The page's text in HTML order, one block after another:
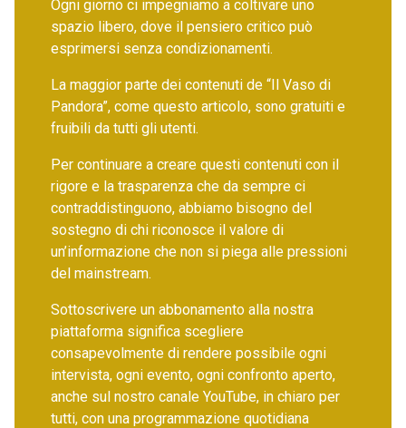
Ogni giorno ci impegniamo a coltivare uno
spazio libero, dove il pensiero critico può
esprimersi senza condizionamenti.
La maggior parte dei contenuti de “Il Vaso di
Pandora”, come questo articolo, sono gratuiti e
fruibili da tutti gli utenti.
Per continuare a creare questi contenuti con il
rigore e la trasparenza che da sempre ci
contraddistinguono, abbiamo bisogno del
sostegno di chi riconosce il valore di
un’informazione che non si piega alle pressioni
del mainstream.
Sottoscrivere un abbonamento alla nostra
piattaforma significa scegliere
consapevolmente di rendere possibile ogni
intervista, ogni evento, ogni confronto aperto,
anche sul nostro canale YouTube, in chiaro per
tutti, con una programmazione quotidiana